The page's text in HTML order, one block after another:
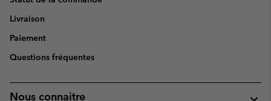
Livraison
Paiement
Questions fréquentes
Nous connaitre